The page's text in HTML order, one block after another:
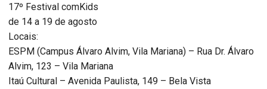
17º Festival comKids
de 14 a 19 de agosto
Locais:
ESPM (Campus Álvaro Alvim, Vila Mariana) – Rua Dr. Álvaro
Alvim, 123 – Vila Mariana
Itaú Cultural – Avenida Paulista, 149 – Bela Vista